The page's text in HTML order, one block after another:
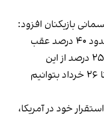
بازیکنان افزود:
«به دلیل مشکلات بدنی، در سه بخش حدود ۴۰ درصد عقب
هستیم. البته در اردوی اخیر توانستیم ۲۵ درصد از این
عقب‌ماندگی را جبران کنیم و امیدواریم تا ۲۶ خرداد بتوانیم
خود در آمریکا،